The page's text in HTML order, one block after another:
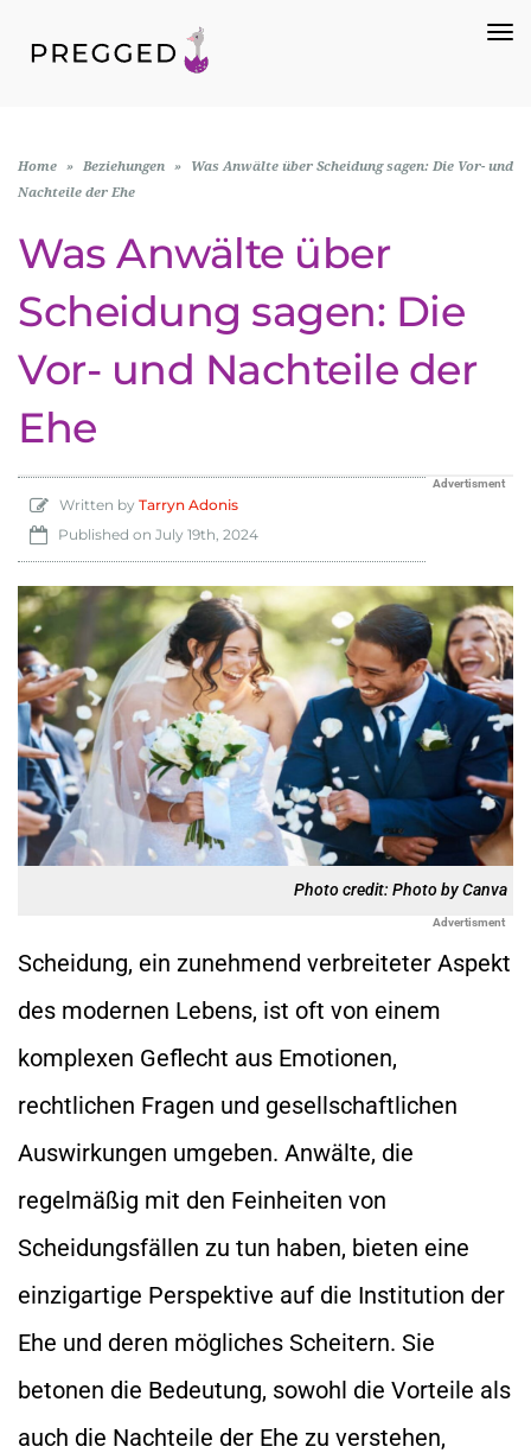
Home » Beziehungen »
Was Anwälte über Scheidung sagen: Die Vor- und
Nachteile der Ehe
Was Anwälte über
Scheidung sagen: Die
Vor- und Nachteile der
Ehe
Advertisment
Written by Tarryn Adonis
Published on July 19th, 2024
Photo credit: Photo by Canva
Advertisment
Scheidung, ein zunehmend verbreiteter Aspekt
des modernen Lebens, ist oft von einem
komplexen Geflecht aus Emotionen,
rechtlichen Fragen und gesellschaftlichen
Auswirkungen umgeben. Anwälte, die
regelmäßig mit den Feinheiten von
Scheidungsfällen zu tun haben, bieten eine
einzigartige Perspektive auf die Institution der
Ehe und deren mögliches Scheitern. Sie
betonen die Bedeutung, sowohl die Vorteile als
auch die Nachteile der Ehe zu verstehen,